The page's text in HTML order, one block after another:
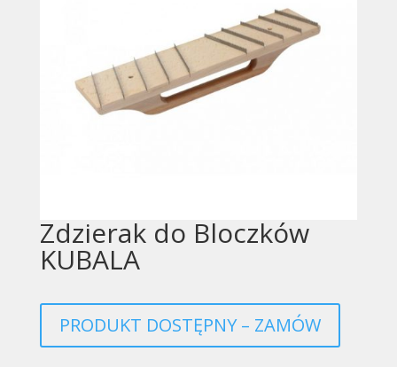
Zdzierak do Bloczków
KUBALA
PRODUKT DOSTĘPNY – ZAMÓW